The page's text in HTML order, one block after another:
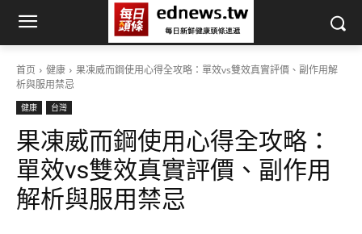
首页 健康
果凍威而鋼使用心得全攻略：單效vs雙效真實評價、副作用解
析與服用禁忌
健康 台灣
果凍威而鋼使用心得全攻略：
單效vs雙效真實評價、副作用
解析與服用禁忌